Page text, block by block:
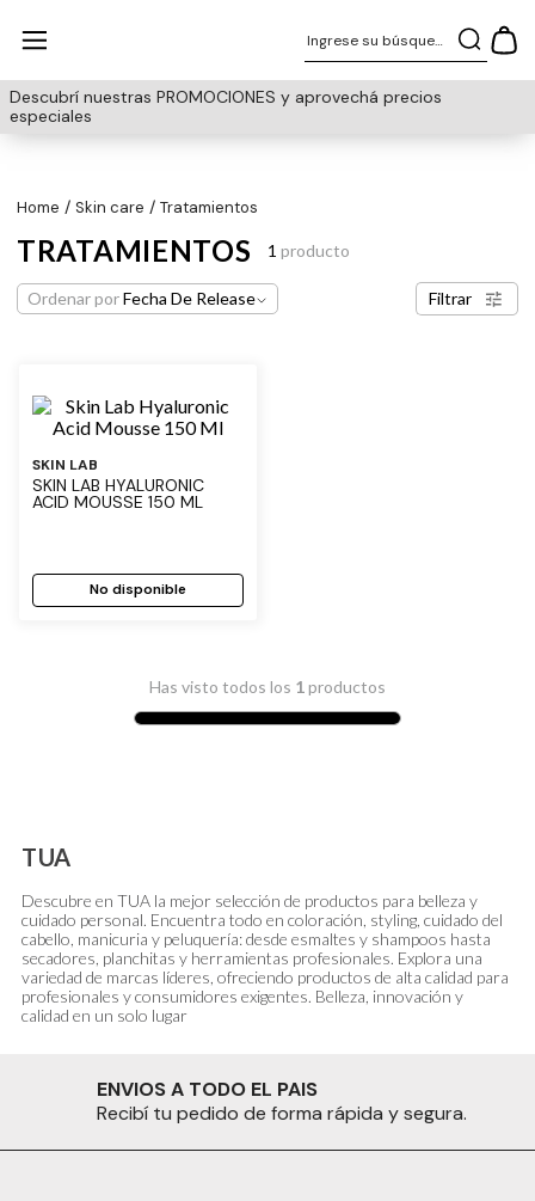
Ingrese su búsqueda
Descubrí nuestras PROMOCIONES y aprovechá precios
especiales
skin care tratamientos
TRATAMIENTOS 1 producto
Ordenar porFecha De Release Filtrar
SKIN LAB
SKIN LAB HYALURONIC
ACID MOUSSE 150 ML
No disponible
Has visto todos los 1productos
TUA
Descubre en TUA la mejor selección de productos para belleza y
cuidado personal. Encuentra todo en coloración, styling, cuidado del
cabello, manicuria y peluquería: desde esmaltes y shampoos hasta
secadores, planchitas y herramientas profesionales. Explora una
variedad de marcas líderes, ofreciendo productos de alta calidad para
profesionales y consumidores exigentes. Belleza, innovación y
calidad en un solo lugar
ENVIOS A TODO EL PAIS
Recibí tu pedido de forma rápida y segura.